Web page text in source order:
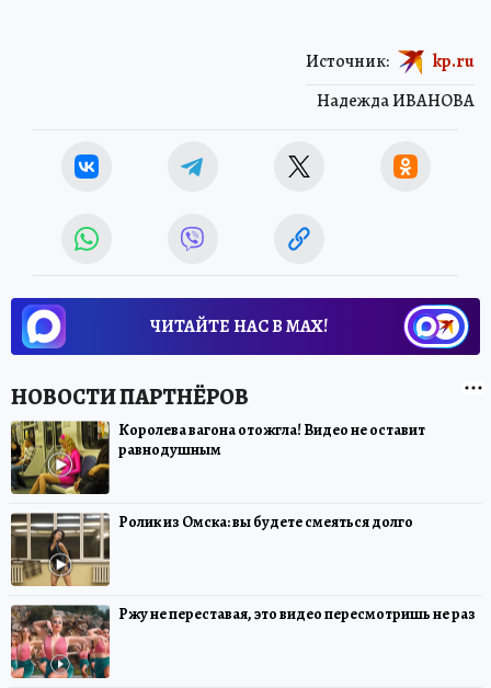
Надежда ИВАНОВА
Источник: kp.ru
ЧИТАЙТЕ НАС В МАХ!
Королева вагона отожгла! Видео не оставит
равнодушным
Ролик из Омска: вы будете смеяться долго
Ржу не переставая, это видео пересмотришь не раз